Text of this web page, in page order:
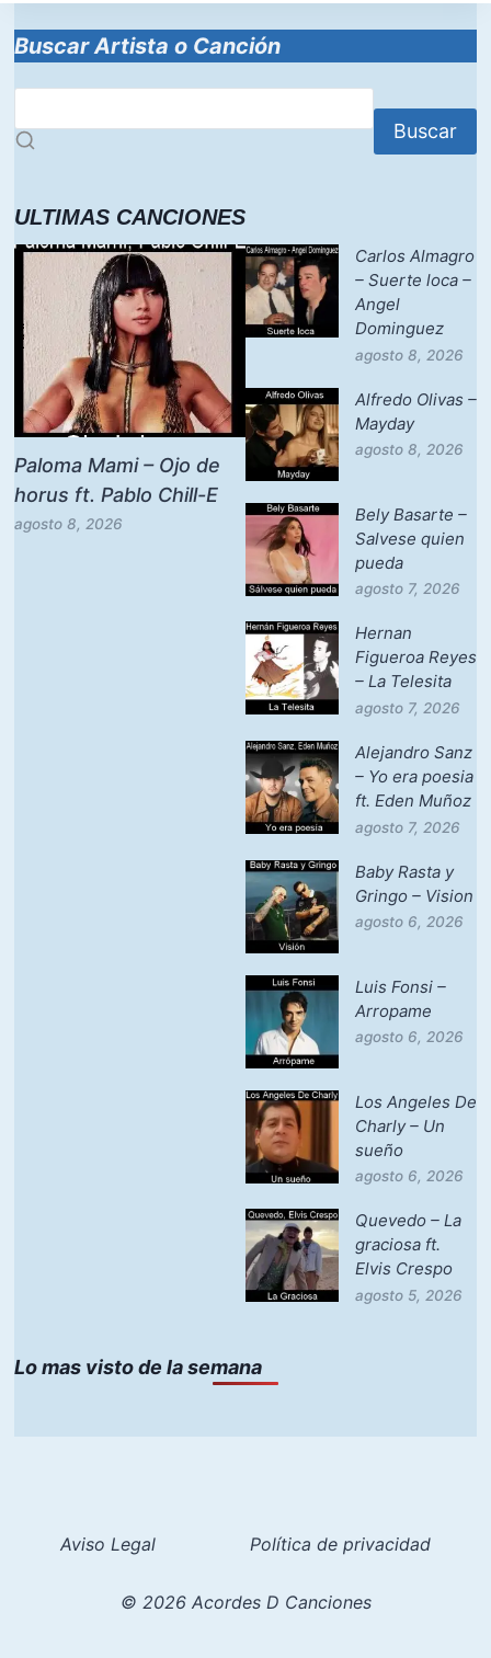
Buscar Artista o Canción
Buscar
ULTIMAS CANCIONES
Paloma Mami – Ojo de
horus ft. Pablo Chill-E
agosto 8, 2026
Carlos Almagro
– Suerte loca –
Angel
Dominguez
agosto 8, 2026
Alfredo Olivas –
Mayday
agosto 8, 2026
Bely Basarte –
Salvese quien
pueda
agosto 7, 2026
Hernan
Figueroa Reyes
– La Telesita
agosto 7, 2026
Alejandro Sanz
– Yo era poesia
ft. Eden Muñoz
agosto 7, 2026
Baby Rasta y
Gringo – Vision
agosto 6, 2026
Luis Fonsi –
Arropame
agosto 6, 2026
Los Angeles De
Charly – Un
sueño
agosto 6, 2026
Quevedo – La
graciosa ft.
Elvis Crespo
agosto 5, 2026
Lo mas visto de la semana
Aviso Legal Política de privacidad
© 2026 Acordes D Canciones